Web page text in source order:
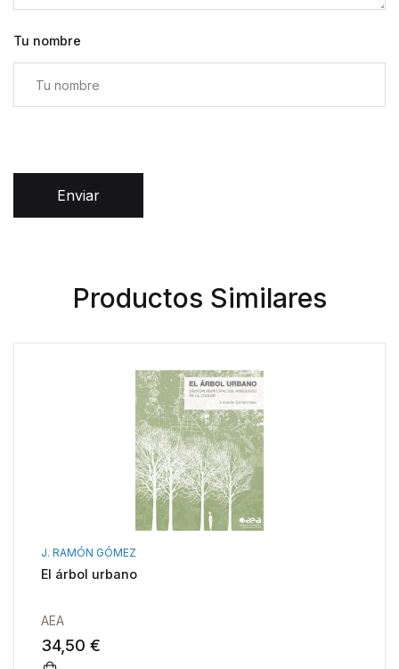
Tu nombre
Enviar
Productos Similares
J. RAMÓN GÓMEZ
El árbol urbano
AEA
34,50 €